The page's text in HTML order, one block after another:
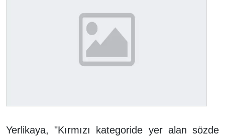
Yerlikaya, "Kırmızı kategoride yer alan sözde